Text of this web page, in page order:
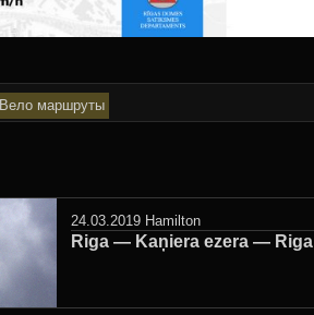
Вело маршруты
24.03.2019 Hamilton
Riga — Kaņiera ezera — Riga